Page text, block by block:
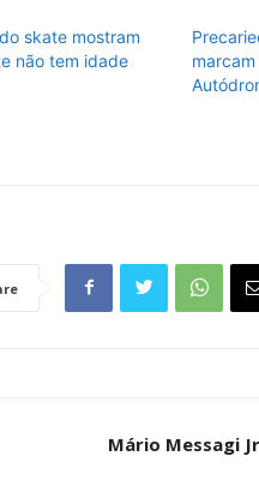
skate mostram
não tem idade
Mário Messagi